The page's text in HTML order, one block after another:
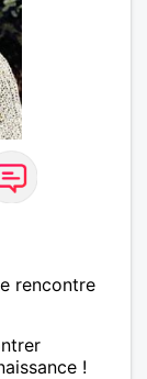
rencontre
!